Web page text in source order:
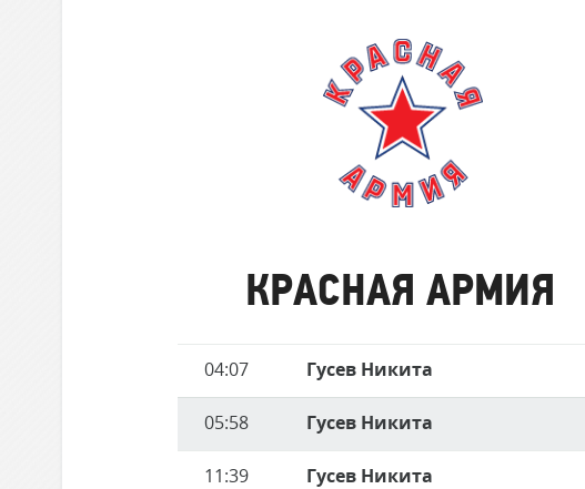
Северсталь
ЦСКА
Шанхайские Драконы
Красная
Армия
КРАСНАЯ АРМИЯ
Время
Имя
04:07 Гусев Никита
05:58 Гусев Никита
11:39 Гусев Никита